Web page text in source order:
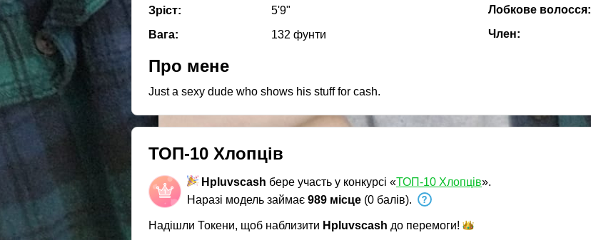
Зріст:
5'9"
Вага:
132 фунти
Лобкове волосся:
Член:
Про мене
Just a sexy dude who shows his stuff for cash.
ТОП-10 Хлопців
Hpluvscash бере участь у конкурсі «ТОП-10 Хлопців».
Наразі модель займає 989 місце (0 балів).
Надішли Токени, щоб наблизити Hpluvscash до перемоги!